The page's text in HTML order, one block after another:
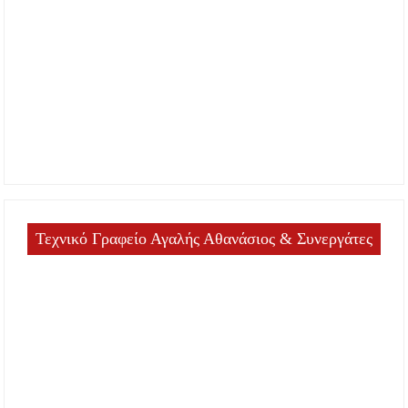
Τεχνικό Γραφείο Αγαλής Αθανάσιος & Συνεργάτες